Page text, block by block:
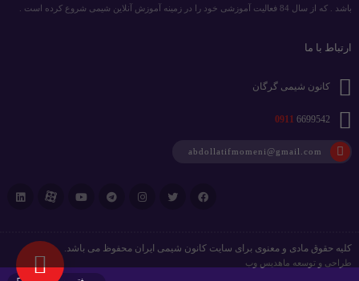
باشد . که از سال 84 فعالیت آموزشی خود را در زمینه آموزش آنلاین شیمی شروع کرده است .
ارتباط با ما
کانون شیمی گرگان
0911 6699542
abdollatifmomeni@gmail.com
کلیه حقوق مادی و معنوی برای سایت کانون شیمی ایران محفوظ می باشد.
طراحی و توسعه ماهدیس وب